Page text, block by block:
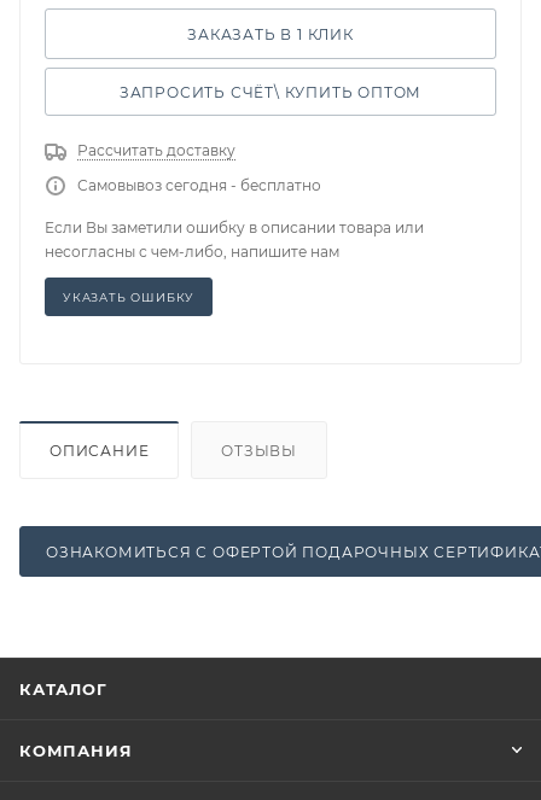
ЗАКАЗАТЬ В 1 КЛИК
ЗАПРОСИТЬ СЧЁТ\ КУПИТЬ ОПТОМ
Рассчитать доставку
Самовывоз сегодня - бесплатно
Если Вы заметили ошибку в описании товара или
несогласны с чем-либо, напишите нам
УКАЗАТЬ ОШИБКУ
ОПИСАНИЕ ОТЗЫВЫ
ОЗНАКОМИТЬСЯ С ОФЕРТОЙ ПОДАРОЧНЫХ
КАТАЛОГ
КОМПАНИЯ